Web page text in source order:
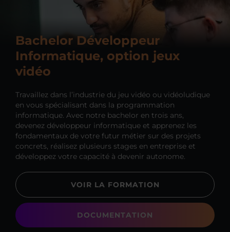
Bachelor Développeur
Informatique, option jeux
vidéo
Travaillez dans l’industrie du jeu vidéo ou vidéoludique
en vous spécialisant dans la programmation
informatique. Avec notre bachelor en trois ans,
devenez développeur informatique et apprenez les
fondamentaux de votre futur métier sur des projets
concrets, réalisez plusieurs stages en entreprise et
développez votre capacité à devenir autonome.
VOIR LA FORMATION
DOCUMENTATION